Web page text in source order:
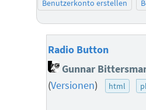
Benutzerkonto erstellen
Radio Button
Gunnar
(Versionen) html